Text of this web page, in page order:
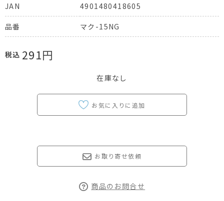
JAN
4901480418605
品番 マク-15NG
税込 291円
在庫なし
お取り寄せ依頼
商品のお問合せ